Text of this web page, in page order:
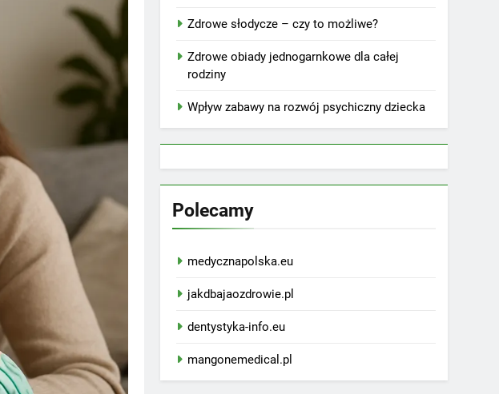
Zdrowe słodycze – czy to możliwe?
Zdrowe obiady jednogarnkowe dla całej
rodziny
Wpływ zabawy na rozwój psychiczny dziecka
Polecamy
medycznapolska.eu
jakdbajaozdrowie.pl
dentystyka-info.eu
mangonemedical.pl